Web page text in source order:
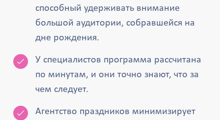
способный удерживать внимание
большой аудитории, собравшейся на
дне рождения.
У специалистов программа рассчитана
по минутам, и они точно знают, что за
чем следует.
Агентство праздников минимизирует